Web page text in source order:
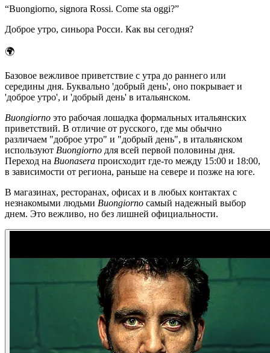
“Buongiorno, signora Rossi. Come sta oggi?”
Доброе утро, синьора Росси. Как вы сегодня?
🌍
Базовое вежливое приветствие с утра до раннего или
середины дня. Буквально 'добрый день', оно покрывает и
'доброе утро', и 'добрый день' в итальянском.
Buongiorno это рабочая лошадка формальных итальянских
приветствий. В отличие от русского, где мы обычно
различаем "доброе утро" и "добрый день", в итальянском
используют Buongiorno для всей первой половины дня.
Переход на Buonasera происходит где-то между 15:00 и 18:00,
в зависимости от региона, раньше на севере и позже на юге.
В магазинах, ресторанах, офисах и в любых контактах с
незнакомыми людьми Buongiorno самый надежный выбор
днем. Это вежливо, но без лишней официальности.